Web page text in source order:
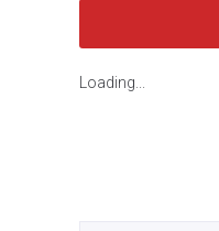
Loading...